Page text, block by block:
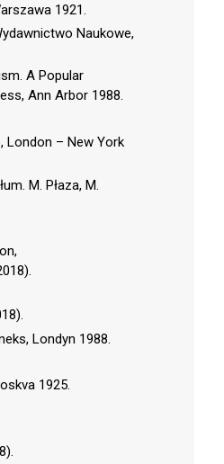
1921.
Naukowe,
A Popular
Ann Arbor 1988.
London – New York
M. Płaza, M.
Londyn 1988.
1925.